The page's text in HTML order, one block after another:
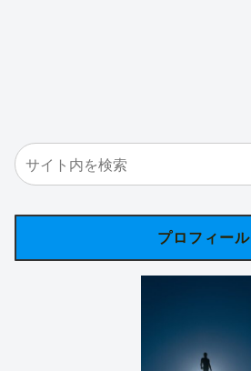
プロフィール